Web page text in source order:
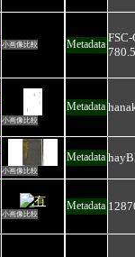
小画像比較 Metadata
FSC-
小画像比較
Metadata
小画像比較
Metadata
小画像比較
Metadata